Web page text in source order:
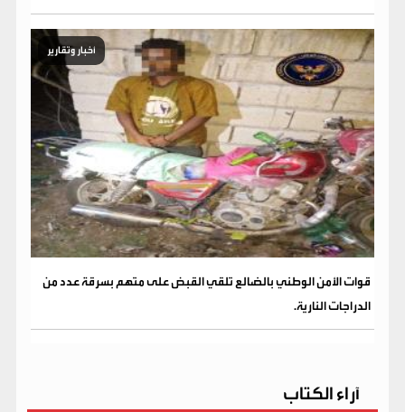
أخبار وتقارير
قوات الأمن الوطني بالضالع تلقي القبض على متهم بسرقة عدد من
الدراجات النارية.
آراء الكتاب